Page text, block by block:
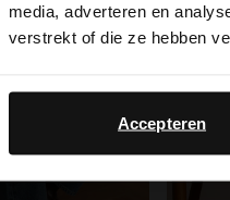
media, adverteren en
verstrekt of die ze hebben
Accepteren
NEW